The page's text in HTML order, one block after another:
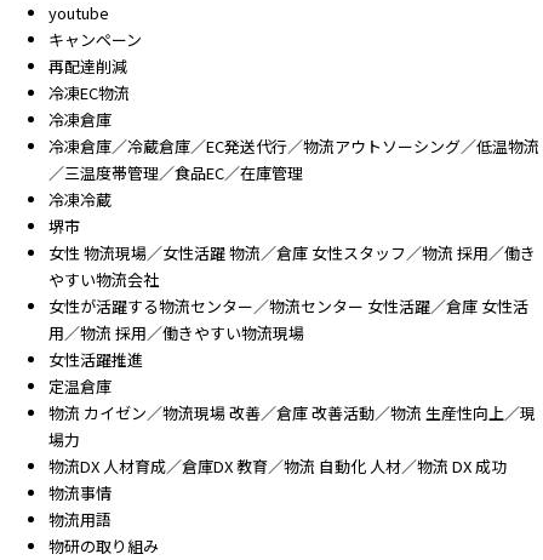
youtube
キャンペーン
再配達削減
冷凍EC物流
冷凍倉庫
冷凍倉庫／冷蔵倉庫／EC発送代行／物流アウトソーシング／低温物流
／三温度帯管理／食品EC／在庫管理
冷凍冷蔵
堺市
女性 物流現場／女性活躍 物流／倉庫 女性スタッフ／物流 採用／働き
やすい物流会社
女性が活躍する物流センター／物流センター 女性活躍／倉庫 女性活
用／物流 採用／働きやすい物流現場
女性活躍推進
定温倉庫
物流 カイゼン／物流現場 改善／倉庫 改善活動／物流 生産性向上／現
場力
物流DX 人材育成／倉庫DX 教育／物流 自動化 人材／物流 DX 成功
物流事情
物流用語
物研の取り組み